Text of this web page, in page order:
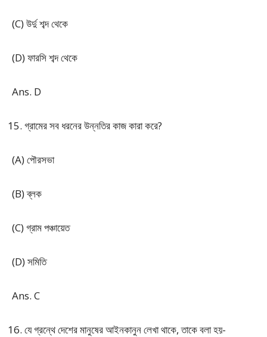
(C) উর্দু শব্দ থেকে
(D) ফারসি শব্দ থেকে
Ans. D
গ্রামের সব ধরনের উন্নতির কাজ কারা করে?
(A) পৌরসভা
(B) ব্লক
(C) গ্রাম পঞ্চায়েত
(D) সমিতি
Ans. C
যে গ্রন্থে দেশের মানুষের আইনকানুন লেখা থাকে, তাকে বলা হয়-